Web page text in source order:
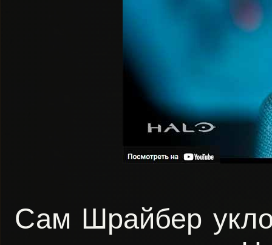
Сам Шрайбер